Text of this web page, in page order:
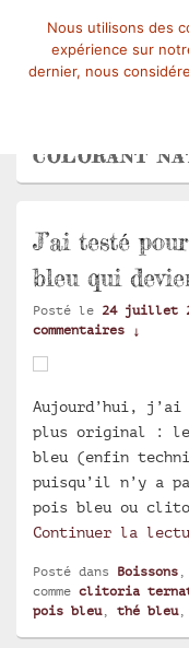
Mangez-
Une tranche de vie
COLORANT
J’ai testé
bleu qui
Posté le 24 juillet
commentaires ↓
Aujourd’hui, j’ai
plus original : le
bleu (enfin
puisqu’il n’y a
pois bleu ou
Continuer la
Posté dans Boissons ,
comme clitoria
pois bleu, thé bleu,
Nous utilisons des
expérience sur
dernier, nous